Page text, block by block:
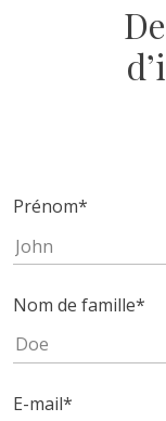
Prénom*
Nom de famille*
E-mail*